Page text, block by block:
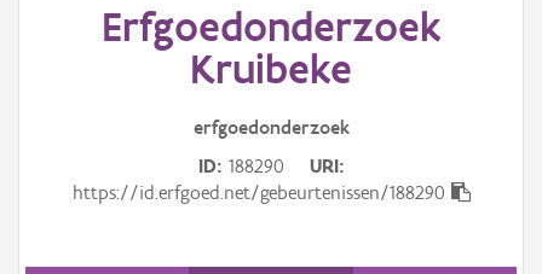
Aanduidingsobject
Gebeurtenis
Erfgoedonderzoek
Kruibeke
erfgoedonderzoek
ID 188290
URI
https://id.erfgoed.net/gebeurtenissen/188290